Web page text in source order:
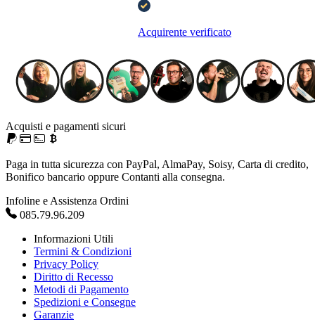
Acquirente verificato
Acquisti e pagamenti sicuri
Paga in tutta sicurezza con PayPal, AlmaPay, Soisy, Carta di credito,
Bonifico bancario oppure Contanti alla consegna.
Infoline e Assistenza Ordini
085.79.96.209
Informazioni Utili
Termini & Condizioni
Privacy Policy
Diritto di Recesso
Metodi di Pagamento
Spedizioni e Consegne
Garanzie